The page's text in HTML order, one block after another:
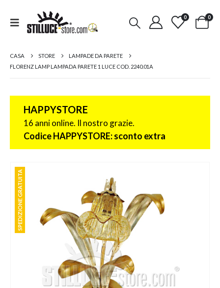
0 0
CASA STORE
LAMPADE DA PARETE
FLORENZ LAMP LAMPADA PARETE 1 LUCE COD. 2240.01A
HAPPYSTORE
16 anni online. Il nostro grazie.
Codice HAPPYSTORE: sconto extra
SPEDIZIONE GRATUITA
SPEDIZIONE GRATUITA